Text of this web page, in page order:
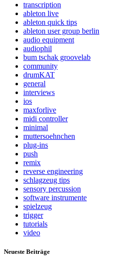
transcription
ableton live
ableton quick tips
ableton user group berlin
audio equipment
audiophil
bum tschak groovelab
community
drumKAT
general
interviews
ios
maxforlive
midi controller
minimal
muttersoehnchen
plug-ins
push
remix
reverse engineering
schlagzeug tips
sensory percussion
software instrumente
spielzeug
trigger
tutorials
video
Neueste Beiträge